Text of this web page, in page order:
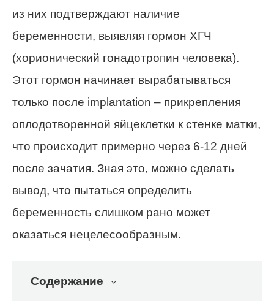
из них подтверждают наличие
беременности, выявляя гормон ХГЧ
(хорионический гонадотропин человека).
Этот гормон начинает вырабатываться
только после implantation – прикрепления
оплодотворенной яйцеклетки к стенке матки,
что происходит примерно через 6-12 дней
после зачатия. Зная это, можно сделать
вывод, что пытаться определить
беременность слишком рано может
оказаться нецелесообразным.
Содержание